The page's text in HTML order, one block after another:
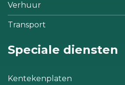
Verhuur
Transport
Speciale diensten
Kentekenplaten